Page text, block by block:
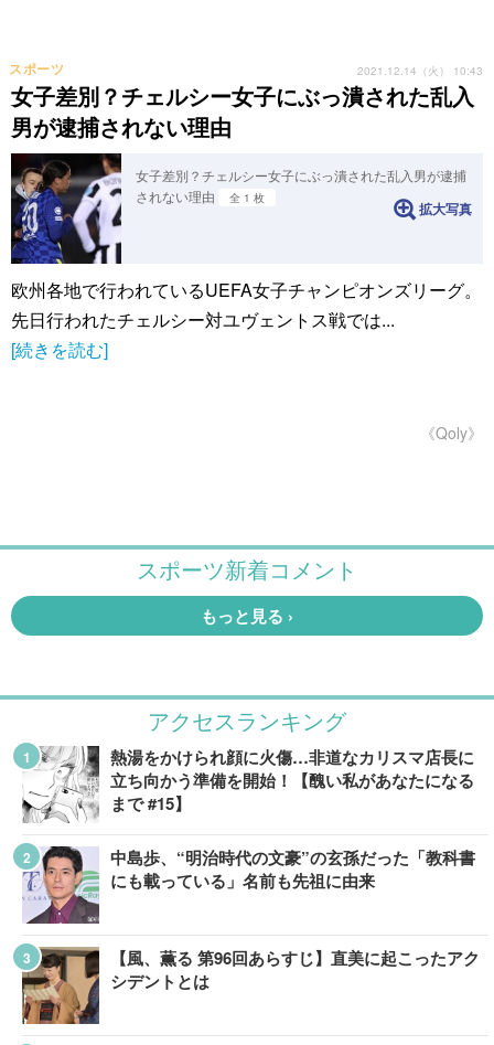
女子差別？チェルシー女子にぶっ潰された乱入
男が逮捕されない理由
スポーツ 2021.12.14（火） 10:43
女子差別？チェルシー女子にぶっ潰された乱入男が逮捕
されない理由
全 1 枚
拡大写真
欧州各地で行われているUEFA女子チャンピオンズリーグ。
先日行われたチェルシー対ユヴェントス戦では...
[続きを読む]
《Qoly》
アクセスランキング
熱湯をかけられ顔に火傷…非道なカリスマ店長に
立ち向かう準備を開始！【醜い私があなたになる
まで #15】
中島歩、“明治時代の文豪”の玄孫だった「教科書
にも載っている」名前も先祖に由来
【風、薫る 第96回あらすじ】直美に起こったアク
シデントとは